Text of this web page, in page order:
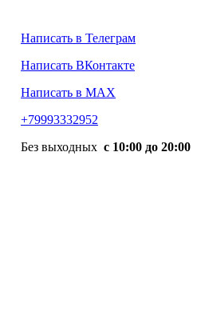
Написать в Телеграм
Написать ВКонтакте
Написать в MAX
+79993332952
Без выходных с 10:00 до 20:00